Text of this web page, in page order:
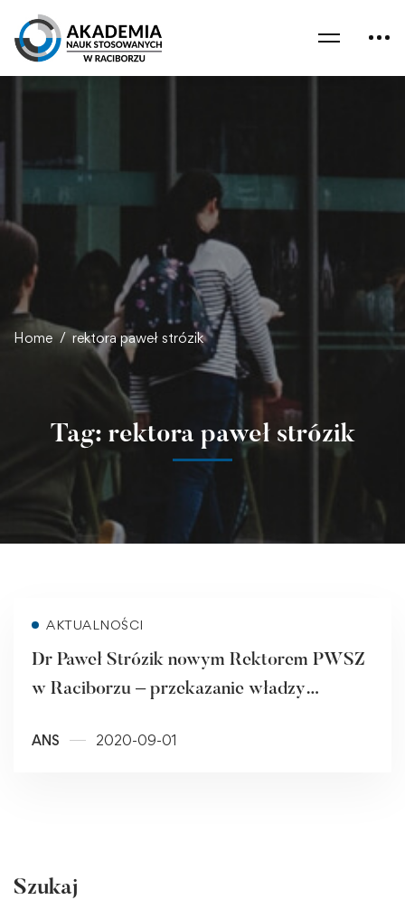
Home rektora paweł strózik
Tag: rektora paweł strózik
AKTUALNOŚCI
Dr Paweł Strózik nowym Rektorem PWSZ
w Raciborzu – przekazanie władzy
ANS 2020-09-01
Szukaj